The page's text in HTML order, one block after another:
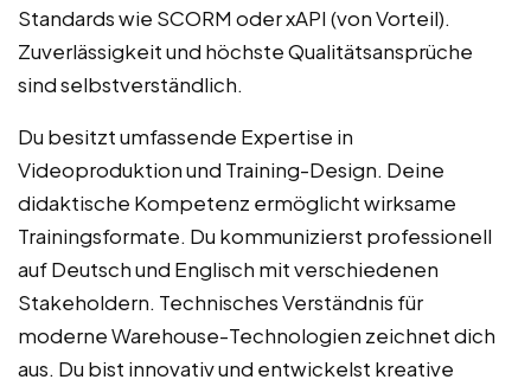
Standards wie SCORM oder xAPI (von Vorteil).
Zuverlässigkeit und höchste Qualitätsansprüche
sind selbstverständlich.
Du besitzt umfassende Expertise in
Videoproduktion und Training-Design. Deine
didaktische Kompetenz ermöglicht wirksame
Trainingsformate. Du kommunizierst professionell
auf Deutsch und Englisch mit verschiedenen
Stakeholdern. Technisches Verständnis für
moderne Warehouse-Technologien zeichnet dich
aus. Du bist innovativ und entwickelst kreative